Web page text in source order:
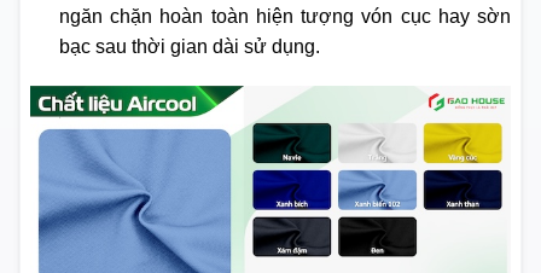
ngăn chặn hoàn toàn hiện tượng vón cục hay sờn
bạc sau thời gian dài sử dụng.